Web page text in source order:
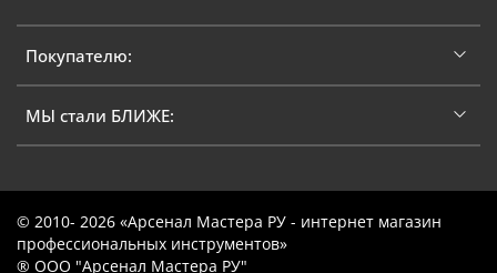
Покупателю:
МЫ стали БЛИЖЕ:
© 2010- 2026 «Арсенал Мастера РУ - интернет магазин
профессиональных инструментов»
® ООО "Арсенал Мастера РУ"